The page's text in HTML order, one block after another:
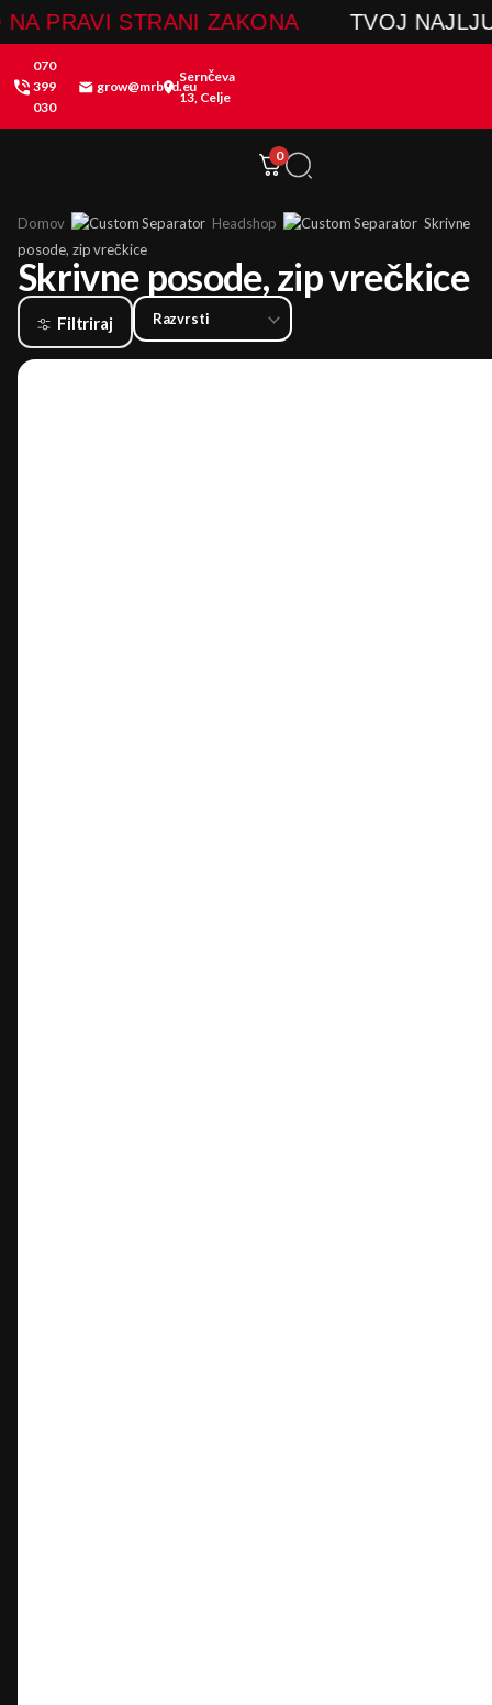
Skip
to
content
PRAVI STRANI ZAKONA TVOJ
070
399
030
grow@mrbud.eu
Sernčeva
13, Celje
0
Domov Headshop
Skrivne
posode, zip vrečkice
Skrivne posode, zip vrečkice
Filtriraj